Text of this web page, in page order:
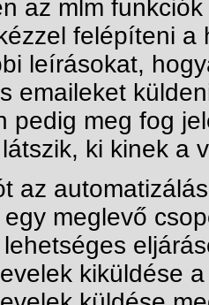
az mlm
felépíteni a
leírásokat,
emaileket
pedig meg fog
ki kinek a
az
meglevő
kiküldése